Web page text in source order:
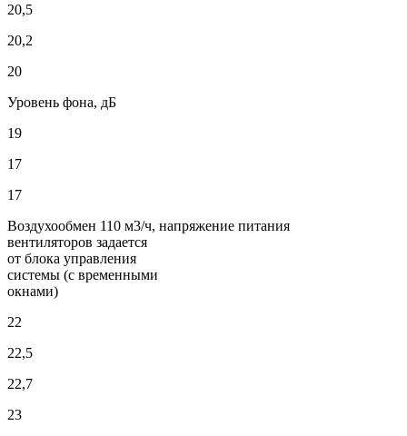
20,5
20,2
20
Уровень фона, дБ
19
17
17
Воздухообмен 110 м3/ч, напряжение питания
вентиляторов задается
от блока управления
системы (с временными
окнами)
22
22,5
22,7
23